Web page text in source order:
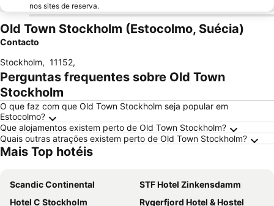
nos sites de reserva.
Old Town Stockholm (Estocolmo, Suécia)
Contacto
Stockholm, 11152,
Perguntas frequentes sobre Old Town
Stockholm
O que faz com que Old Town Stockholm seja popular em
Estocolmo?
Que alojamentos existem perto de Old Town Stockholm?
Quais outras atrações existem perto de Old Town Stockholm?
Mais Top hotéis
Scandic Continental
STF Hotel Zinkensdamm
Hotel C Stockholm
Rygerfjord Hotel & Hostel